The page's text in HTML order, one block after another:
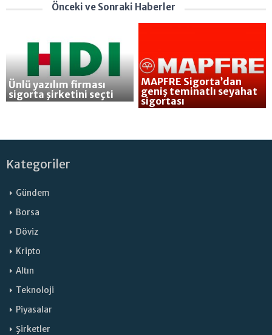
Önceki ve Sonraki Haberler
Ünlü yazılım firması
sigorta şirketini seçti
MAPFRE Sigorta’dan
geniş teminatlı seyahat
sigortası
Kategoriler
Gündem
Borsa
Döviz
Kripto
Altın
Teknoloji
Piyasalar
Şirketler